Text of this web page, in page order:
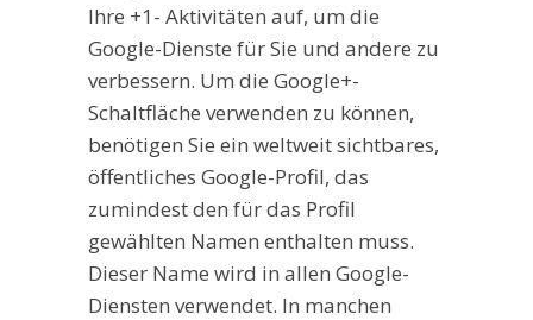
Ihre +1- Aktivitäten auf, um die
Google-Dienste für Sie und andere zu
verbessern. Um die Google+-
Schaltfläche verwenden zu können,
benötigen Sie ein weltweit sichtbares,
öffentliches Google-Profil, das
zumindest den für das Profil
gewählten Namen enthalten muss.
Dieser Name wird in allen Google-
Diensten verwendet. In manchen